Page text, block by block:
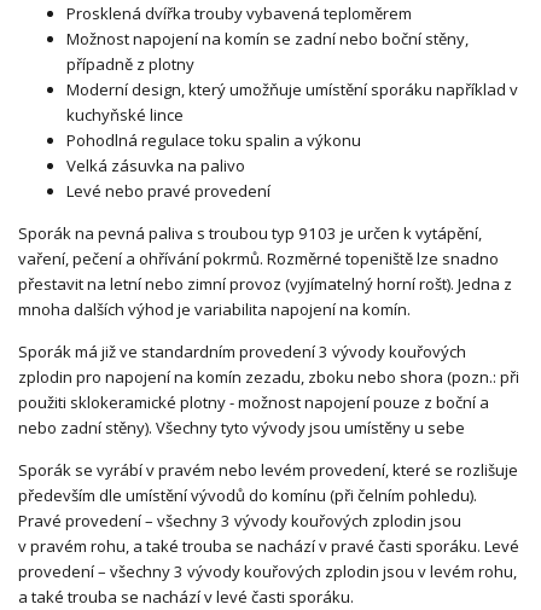
Prosklená dvířka trouby vybavená teploměrem
Možnost napojení na komín se zadní nebo boční stěny,
případně z plotny
Moderní design, který umožňuje umístění sporáku například v
kuchyňské lince
Pohodlná regulace toku spalin a výkonu
Velká zásuvka na palivo
Levé nebo pravé provedení
Sporák na pevná paliva s troubou typ 9103 je určen k vytápění,
vaření, pečení a ohřívání pokrmů. Rozměrné topeniště lze snadno
přestavit na letní nebo zimní provoz (vyjímatelný horní rošt). Jedna z
mnoha dalších výhod je variabilita napojení na komín.
Sporák má již ve standardním provedení 3 vývody kouřových
zplodin pro napojení na komín zezadu, zboku nebo shora (pozn.: při
použiti sklokeramické plotny - možnost napojení pouze z boční a
nebo zadní stěny). Všechny tyto vývody jsou umístěny u sebe
Sporák se vyrábí v pravém nebo levém provedení, které se rozlišuje
především dle umístění vývodů do komínu (při čelním pohledu).
Pravé provedení – všechny 3 vývody kouřových zplodin jsou
v pravém rohu, a také trouba se nachází v pravé časti sporáku. Levé
provedení – všechny 3 vývody kouřových zplodin jsou v levém rohu,
a také trouba se nachází v levé časti sporáku.